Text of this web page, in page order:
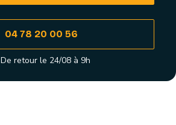
04 78 20 00 56
De retour le 24/08 à 9h